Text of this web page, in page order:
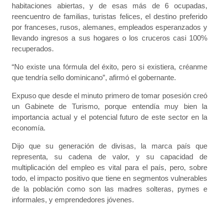
habitaciones abiertas, y de esas más de 6 ocupadas,
reencuentro de familias, turistas felices, el destino preferido
por franceses, rusos, alemanes, empleados esperanzados y
llevando ingresos a sus hogares o los cruceros casi 100%
recuperados.
“No existe una fórmula del éxito, pero si existiera, créanme
que tendría sello dominicano”, afirmó el gobernante.
Expuso que desde el minuto primero de tomar posesión creó
un Gabinete de Turismo, porque entendía muy bien la
importancia actual y el potencial futuro de este sector en la
economía.
Dijo que su generación de divisas, la marca país que
representa, su cadena de valor, y su capacidad de
multiplicación del empleo es vital para el país, pero, sobre
todo, el impacto positivo que tiene en segmentos vulnerables
de la población como son las madres solteras, pymes e
informales, y emprendedores jóvenes.